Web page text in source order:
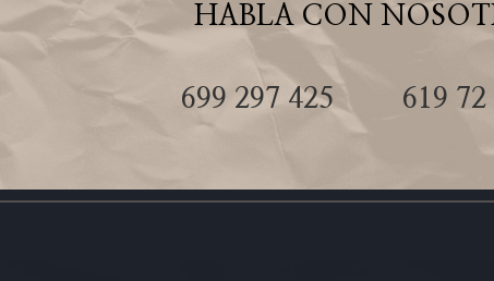
HABLA CON
699 297 425 619 72